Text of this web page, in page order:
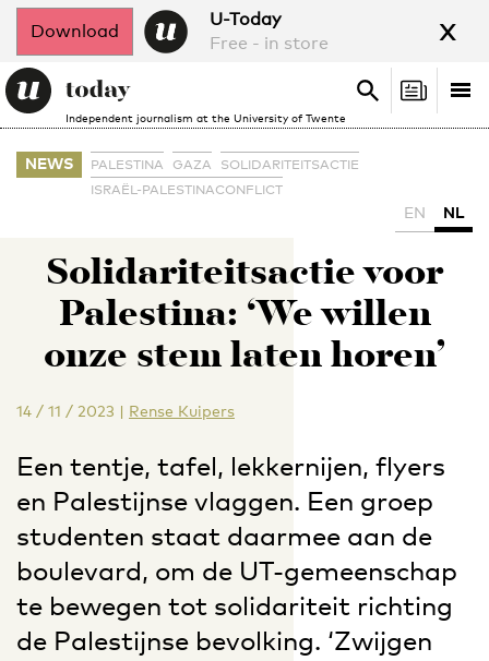
Download
U-Today
Free - in store
x
Independent journalism at the University of Twente
Search
Search
NEWS PALESTINA GAZA
SOLIDARITEITSACTIE
ISRAËL-PALESTINACONFLICT
EN NL
Solidariteitsactie voor
Palestina: ‘We willen
onze stem laten horen’
14 / 11 / 2023 | Rense Kuipers
Een tentje, tafel, lekkernijen, flyers
en Palestijnse vlaggen. Een groep
studenten staat daarmee aan de
boulevard, om de UT-gemeenschap
te bewegen tot solidariteit richting
de Palestijnse bevolking. ‘Zwijgen